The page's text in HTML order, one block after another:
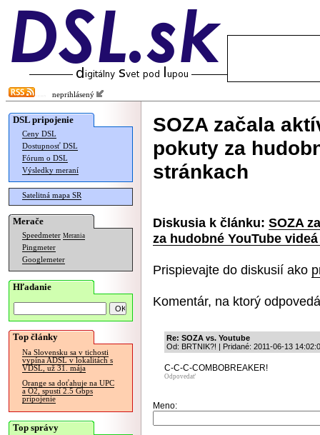
neprihlásený
DSL pripojenie
Ceny DSL
Dostupnosť DSL
Fórum o DSL
Výsledky meraní
Satelitná mapa SR
Merače
Speedmeter Merania
Pingmeter
Googlemeter
Hľadanie
Top články
Na Slovensku sa v tichosti
vypína ADSL v lokalitách s
VDSL, už 31. mája
Orange sa doťahuje na UPC
a O2, spustí 2.5 Gbps
pripojenie
Top správy
SOZA začala
pokuty za
stránkach
Diskusia k článku: SOZA
za hudobné YouTube
Prispievajte do diskusií ako
Komentár, na ktorý
Re: SOZA vs. Youtube
Od: BRTNIK?! | Pridané: 2011-06-13
C-C-C-COMBOBREAKER!
Odpovedať
Meno: